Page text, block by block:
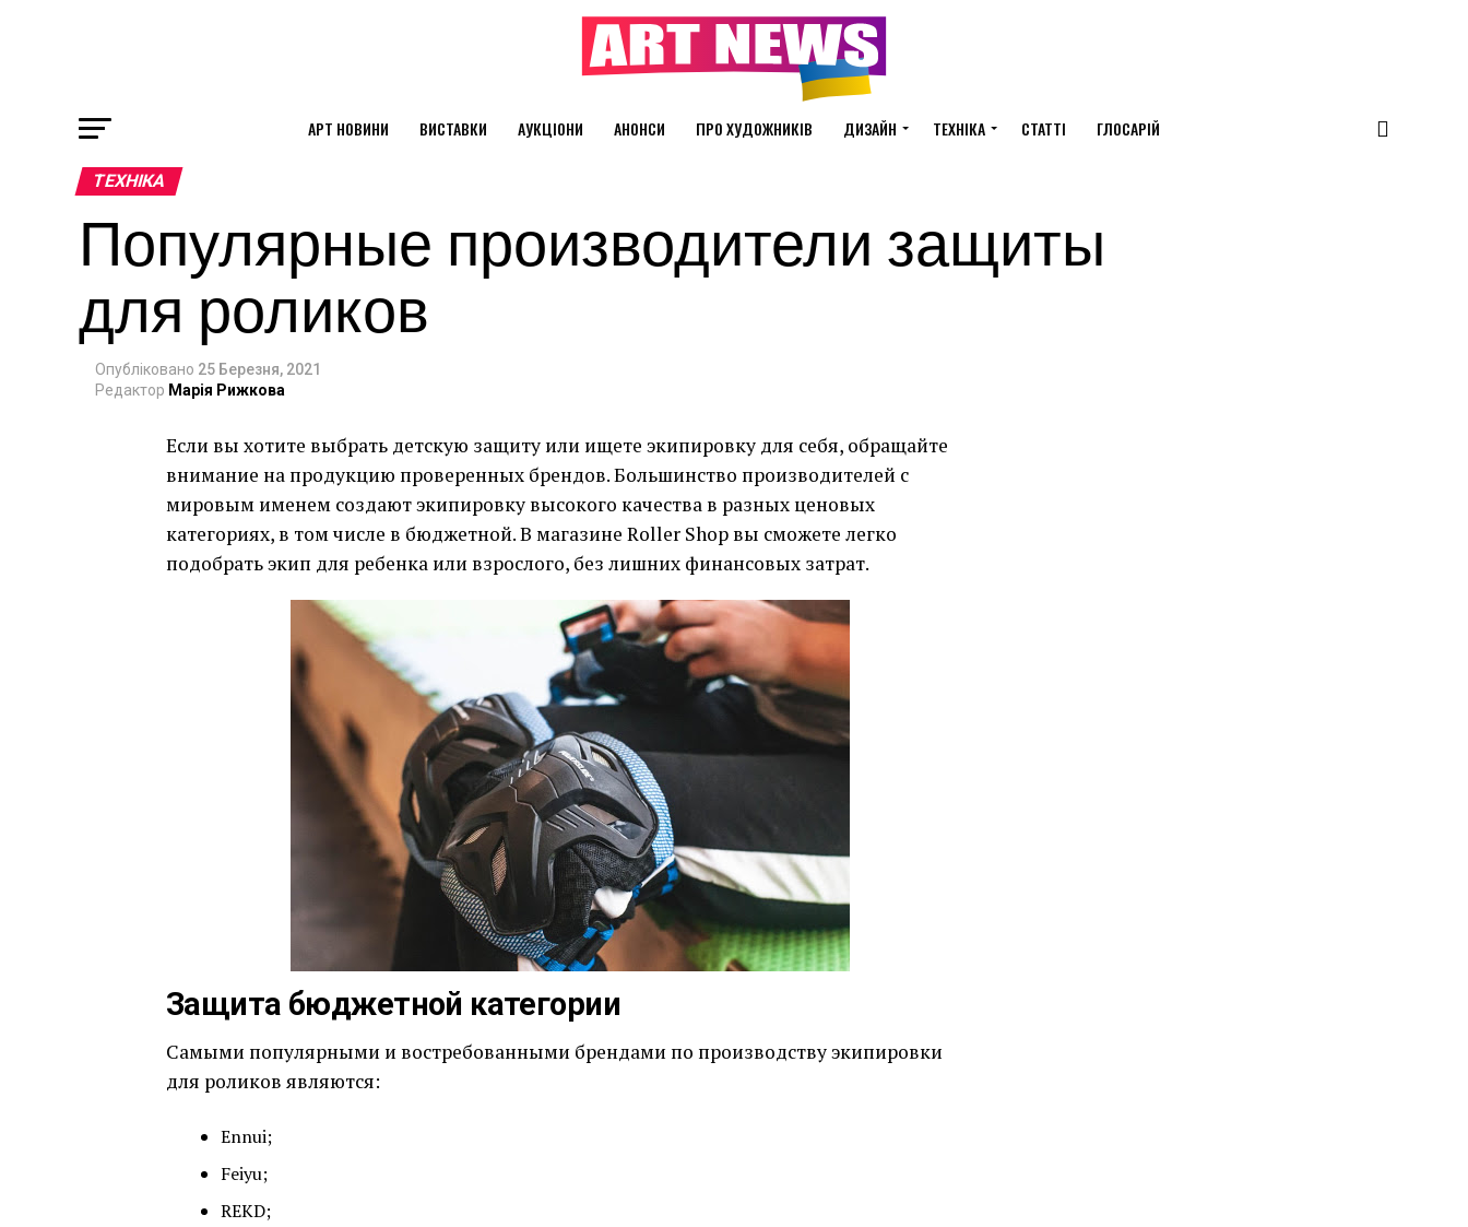
АРТ НОВИНИ ВИСТАВКИ АУКЦІОНИ АНОНСИ ПРО ХУДОЖНИКІВ ДИЗАЙН ТЕХНІКА СТАТТІ ГЛОСАРІЙ
ТЕХНІКА
Популярные производители защиты
для роликов
Опубліковано 25 Березня, 2021
Редактор Марія Рижкова
Если вы хотите выбрать детскую защиту или ищете экипировку для себя, обращайте
внимание на продукцию проверенных брендов. Большинство производителей с
мировым именем создают экипировку высокого качества в разных ценовых
категориях, в том числе в бюджетной. В магазине Roller Shop вы сможете легко
подобрать экип для ребенка или взрослого, без лишних финансовых затрат.
Защита бюджетной категории
Самыми популярными и востребованными брендами по производству экипировки
для роликов являются:
Ennui;
Feiyu;
REKD;